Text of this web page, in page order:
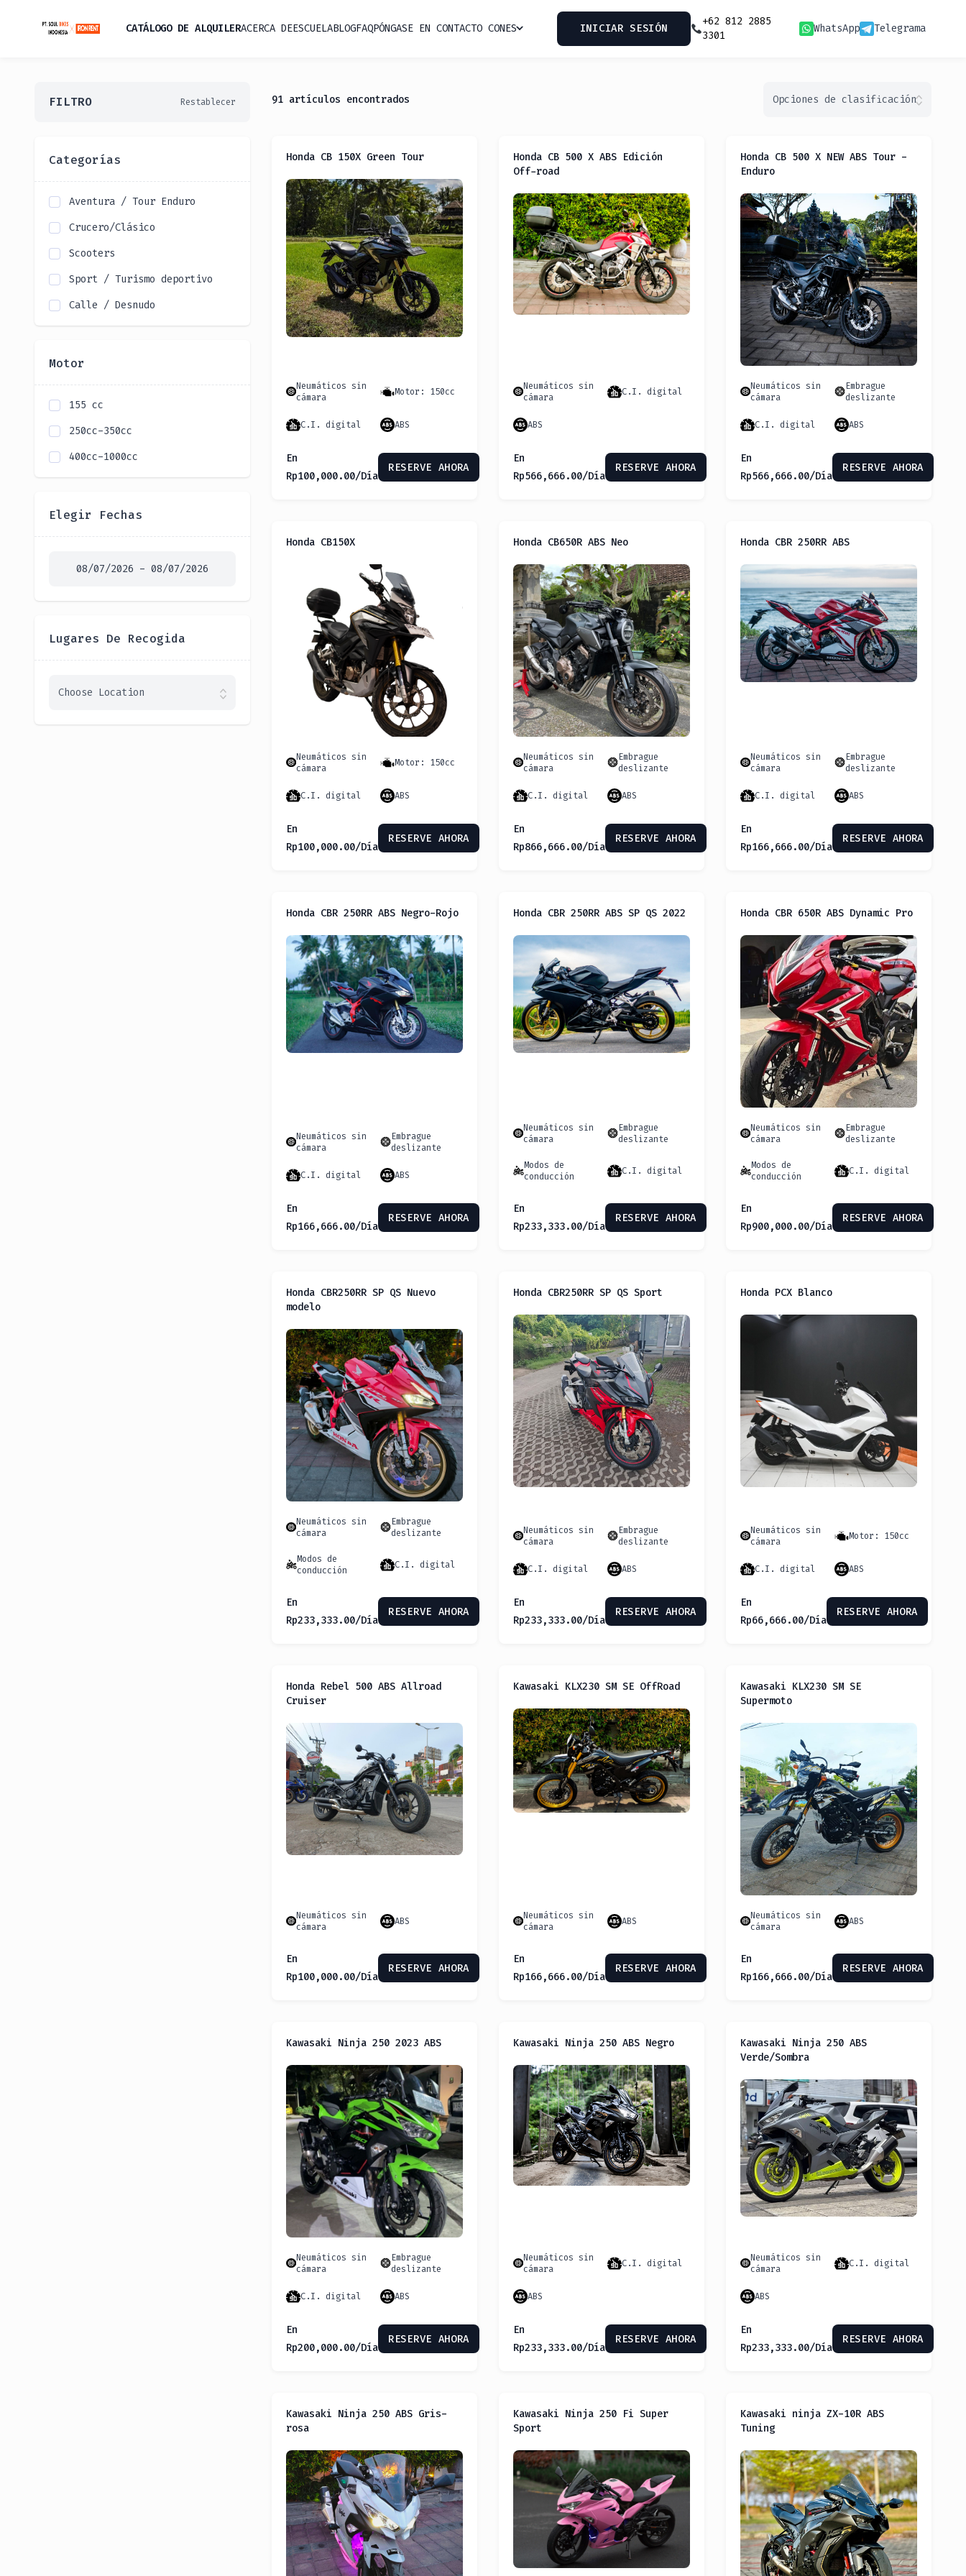
CATÁLOGO DE ALQUILERACERCA DEESCUELABLOGFAQPÓNGASE EN CONTACTO CONES INICIAR SESIÓN
+62 812 2885
3301
WhatsApp Telegrama
FILTRO Restablecer
Categorías
Aventura / Tour Enduro
Crucero/Clásico
Scooters
Sport / Turismo deportivo
Calle / Desnudo
Motor
155 cc
250сс-350сс
400сс-1000cc
Elegir Fechas
Lugares De Recogida
Choose Location
91 artículos encontrados Opciones de clasificación
Honda CB 150X Green Tour
Neumáticos sin
cámara
Motor: 150cc
C.I. digital ABS
En
Rp100,000.00/Día
RESERVE AHORA
Honda CB 500 X ABS Edición
Off-road
Neumáticos sin
cámara
C.I. digital
ABS
En
Rp566,666.00/Día
RESERVE AHORA
Honda CB 500 X NEW ABS Tour -
Enduro
Neumáticos sin
cámara
Embrague
deslizante
C.I. digital ABS
En
Rp566,666.00/Día
RESERVE AHORA
Honda CB150X
Neumáticos sin
cámara
Motor: 150cc
C.I. digital ABS
En
Rp100,000.00/Día
RESERVE AHORA
Honda CB650R ABS Neo
Neumáticos sin
cámara
Embrague
deslizante
C.I. digital ABS
En
Rp866,666.00/Día
RESERVE AHORA
Honda CBR 250RR ABS
Neumáticos sin
cámara
Embrague
deslizante
C.I. digital ABS
En
Rp166,666.00/Día
RESERVE AHORA
Honda CBR 250RR ABS Negro-Rojo
Neumáticos sin
cámara
Embrague
deslizante
C.I. digital ABS
En
Rp166,666.00/Día
RESERVE AHORA
Honda CBR 250RR ABS SP QS 2022
Neumáticos sin
cámara
Embrague
deslizante
Modos de
conducción
C.I. digital
En
Rp233,333.00/Día
RESERVE AHORA
Honda CBR 650R ABS Dynamic Pro
Neumáticos sin
cámara
Embrague
deslizante
Modos de
conducción
C.I. digital
En
Rp900,000.00/Día
RESERVE AHORA
Honda CBR250RR SP QS Nuevo
modelo
Neumáticos sin
cámara
Embrague
deslizante
Modos de
conducción
C.I. digital
En
Rp233,333.00/Día
RESERVE AHORA
Honda CBR250RR SP QS Sport
Neumáticos sin
cámara
Embrague
deslizante
C.I. digital ABS
En
Rp233,333.00/Día
RESERVE AHORA
Honda PCX Blanco
Neumáticos sin
cámara
Motor: 150cc
C.I. digital ABS
En
Rp66,666.00/Día
RESERVE AHORA
Honda Rebel 500 ABS Allroad
Cruiser
Neumáticos sin
cámara
ABS
En
Rp100,000.00/Día
RESERVE AHORA
Kawasaki KLX230 SM SE OffRoad
Neumáticos sin
cámara
ABS
En
Rp166,666.00/Día
RESERVE AHORA
Kawasaki KLX230 SM SE
Supermoto
Neumáticos sin
cámara
ABS
En
Rp166,666.00/Día
RESERVE AHORA
Kawasaki Ninja 250 2023 ABS
Neumáticos sin
cámara
Embrague
deslizante
C.I. digital ABS
En
Rp200,000.00/Día
RESERVE AHORA
Kawasaki Ninja 250 ABS Negro
Neumáticos sin
cámara
C.I. digital
ABS
En
Rp233,333.00/Día
RESERVE AHORA
Kawasaki Ninja 250 ABS
Verde/Sombra
Neumáticos sin
cámara
C.I. digital
ABS
En
Rp233,333.00/Día
RESERVE AHORA
Kawasaki Ninja 250 ABS Gris-
rosa
Kawasaki Ninja 250 Fi Super
Sport
Kawasaki ninja ZX-10R ABS
Tuning